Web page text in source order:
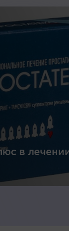
в